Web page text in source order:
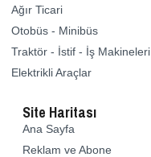
Ağır Ticari
Otobüs - Minibüs
Traktör - İstif - İş Makineleri
Elektrikli Araçlar
Site Haritası
Ana Sayfa
Reklam ve Abone